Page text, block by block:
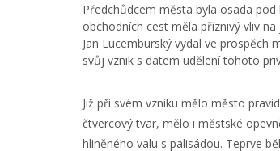
Předchůdcem města byla osada
obchodních cest měla příznivý vliv
Jan Lucemburský vydal ve prospěch
svůj vznik s datem udělení tohoto
Již při svém vzniku mělo město
čtvercový tvar, mělo i městské
hliněného valu s palisádou. Teprve